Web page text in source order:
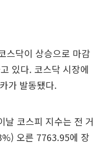
스닥이 상승으로 마감
있다. 코스닥 시장에
가 발동됐다.
날 코스피 지수는 전 거
오른 7763.95에 장